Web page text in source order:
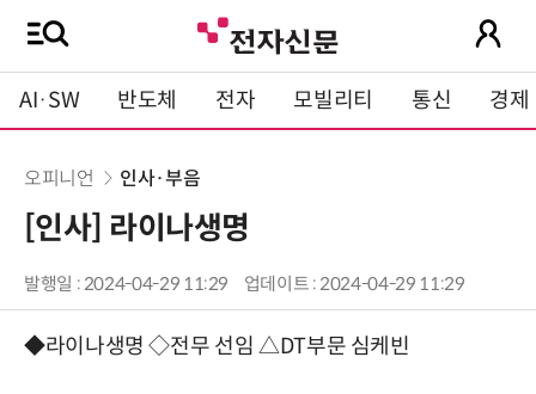
AI·SW 반도체 전자 모빌리티 통신 경제
오피니언 인사·부음
[인사] 라이나생명
발행일 : 2024-04-29 11:29 업데이트 : 2024-04-29 11:29
◆라이나생명 ◇전무 선임 △DT부문 심케빈